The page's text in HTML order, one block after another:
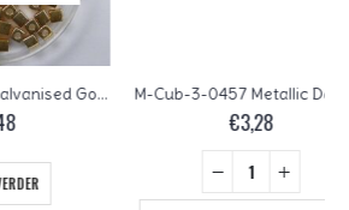
M-Cub-3-1052 Galvanised Gold Miyuki Cubes 3×3 mm M-Cub-3-0457 Metallic Dark Bronze Miyuki Cubes 3×3 mm
3,28